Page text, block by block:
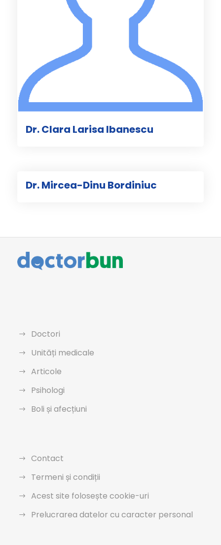
Dr. Clara Larisa Ibanescu
Dr. Mircea-Dinu Bordiniuc
Doctori
Unități medicale
Articole
Psihologi
Boli și afecțiuni
Contact
Termeni și condiții
Acest site folosește cookie-uri
Prelucrarea datelor cu caracter personal